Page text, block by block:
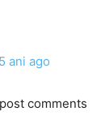
ani ago
comments